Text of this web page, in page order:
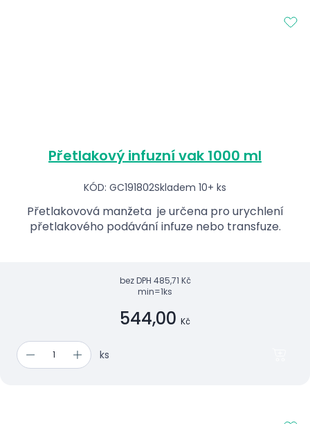
Přetlakový infuzní vak 1000 ml
KÓD: GC191802Skladem 10+ ks
Přetlakovová manžeta je určena pro urychlení
přetlakového podávání infuze nebo transfuze.
bez DPH 485,71 Kč
min=1ks
544,00 Kč
ks